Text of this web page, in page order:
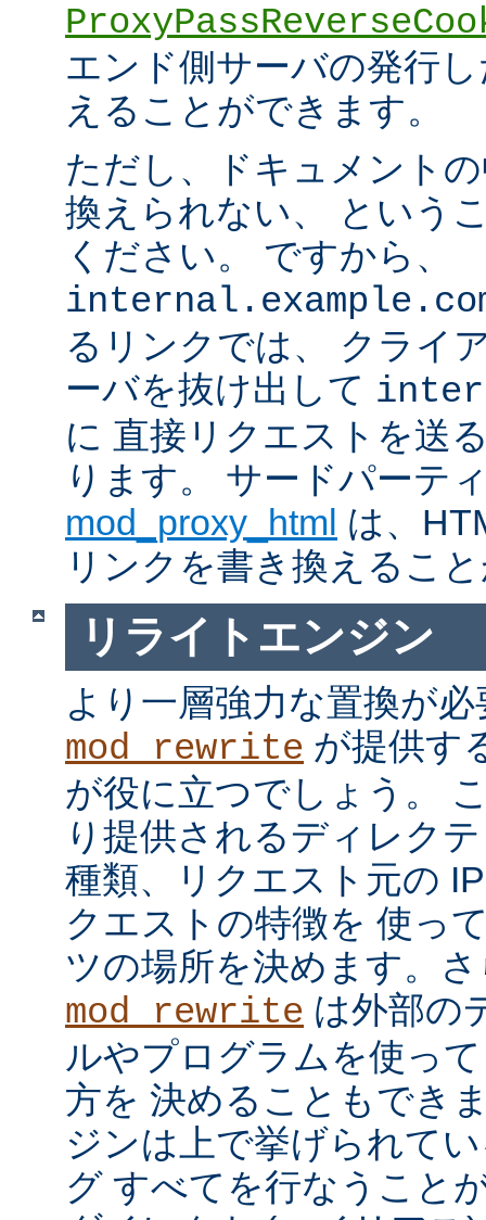
エンド側サーバの発行
えることができます。
ただし、ドキュメント
換えられない、 という
ください。 ですから、
るリンクでは、 クライ
ーバを抜け出して
に 直接リクエストを送
ります。 サードパーテ
mod_proxy_html は、
リンクを書き換えるこ
リライトエンジン
より一層強力な置換が
mod_rewrite が提供す
が役に立つでしょう。
り提供されるディレク
種類、リクエスト元の
クエストの特徴を 使っ
ツの場所を決めます。
mod_rewrite は外部の
ルやプログラムを使っ
方を 決めることもでき
ジンは上で挙げられて
グ すべてを行なうこと